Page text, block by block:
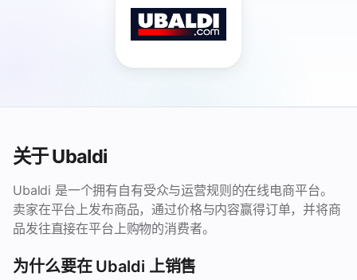
关于 Ubaldi
Ubaldi 是一个拥有自有受众与运营规则的在线电商平台。
卖家在平台上发布商品，通过价格与内容赢得订单，并将商
品发往直接在平台上购物的消费者。
为什么要在 Ubaldi 上销售